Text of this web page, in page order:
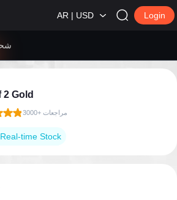
AR | USD Login
Gold
3000+ مراجعات
Real-time Stock